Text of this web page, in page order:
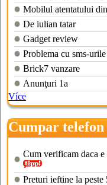
Mobilul atentatului din
De iulian tatar
Gadget review
Problema cu sms-urile
Brick7 vanzare
Anunţuri 1a
Více
Cumpar telefon
s4
Cum verificam daca
Preturi ieftine la peste